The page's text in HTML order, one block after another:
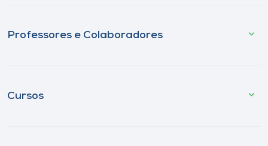
Professores e Colaboradores
Cursos